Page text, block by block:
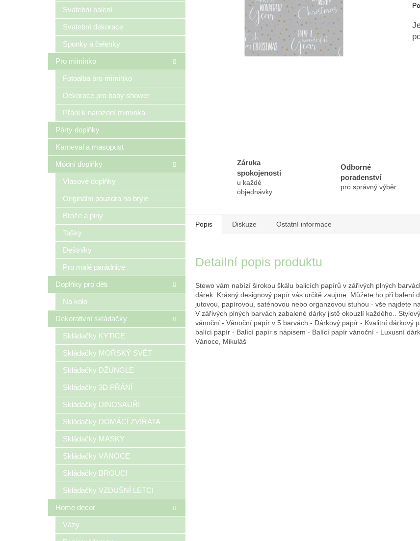
Svatební balení
Svatební dekorace
Sponky a čelenky
Pro miminko
Fotoalba pro miminko
Dekorace pro baby shower
Přání k narození miminka
Párty doplňky
Karneval a masopust
Módní doplňky
Vlasové doplňky
Originální pouzdra na brýle
Brože a piny
Tašky
Deštníky
Pro malé parádnice
Doplňky pro děti
Na kolo
Dekorativní skládačky
Skládačky KYTICE
Skládačky MOŘSKÝ SVĚT
Skládačky DŽUNGLE
Skládačky 3D PŘÁNÍ
Skládačky DINOSAUŘI
Skládačky DOMÁCÍ ZVÍŘATA
Skládačky MASKY
Skládačky VÁNOCE
Skládačky BROUCI
Skládačky VZDUŠNÍ LETCI
Home decor
Vázy
Záruka
spokojenosti
u každé
objednávky
Odborné
poradenství
pro správný výběr
Popis Diskuze Ostatní informace
Detailní popis produktu
Stewo vám nabízí širokou škálu balicích papírů v zářivých plných
dárek. Krásný designový papír vás určitě zaujme. Můžete ho při balení
jutovou, papírovou, saténovou nebo organzovou stuhou - vše najdete
V zářivých plných barvách zabalené dárky jistě okouzlí každého..
vánoční - Vánoční papír v 5 barvách - Dárkový papír - Kvalitní dárkový
balící papír - Balící papír s nápisem - Balící papír vánoční - Luxusní
Vánoce, Mikuláš